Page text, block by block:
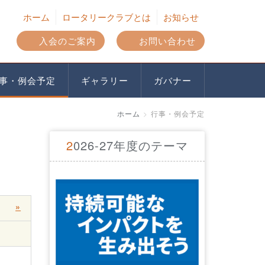
ホーム ロータリークラブとは
お知らせ
入会のご案内
お問い合わせ
・例会予定 ギャラリー ガバナー
ホーム 行事・例会予定
»
2026-27年度のテーマ